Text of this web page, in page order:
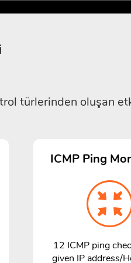
türlerinden oluşan
ICMP Ping
12 ICMP ping
given IP address/